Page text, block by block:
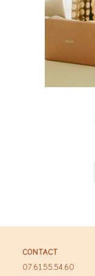
CONTACT
07.61.55.54.60